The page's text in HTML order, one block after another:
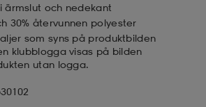
ärmslut och nedekant
30% återvunnen polyester
som syns på produktbilden
klubblogga visas på bilden
utan logga.